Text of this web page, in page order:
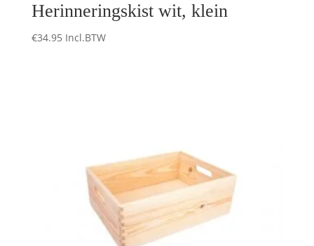
Herinneringskist wit, klein
€34.95 Incl.BTW